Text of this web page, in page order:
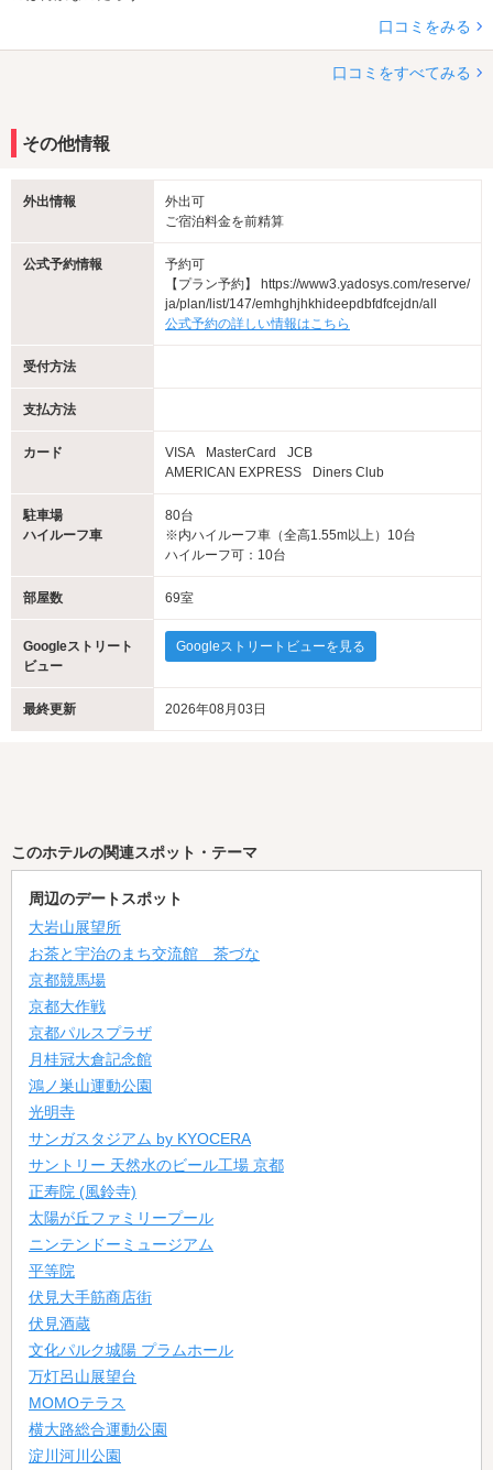
口コミをみる
口コミをすべてみる
その他情報
外出情報
外出可
ご宿泊料金を前精算
公式予約情報
予約可
【プラン予約】 https://www3.yadosys.com/reserve/
ja/plan/list/147/emhghjhkhideepdbfdfcejdn/all
公式予約の詳しい情報はこちら
受付方法
支払方法
カード VISA MasterCard
JCB
AMERICAN EXPRESS
Diners Club
駐車場
ハイルーフ車
80台
※内ハイルーフ車（全高1.55m以上）10台
ハイルーフ可：10台
部屋数 69室
Googleストリート
ビュー
Googleストリートビューを見る
最終更新 2026年08月03日
このホテルの関連スポット・テーマ
周辺のデートスポット
大岩山展望所
お茶と宇治のまち交流館 茶づな
京都競馬場
京都大作戦
京都パルスプラザ
月桂冠大倉記念館
鴻ノ巣山運動公園
光明寺
サンガスタジアム by KYOCERA
サントリー 天然水のビール工場 京都
正寿院 (風鈴寺)
太陽が丘ファミリープール
ニンテンドーミュージアム
平等院
伏見大手筋商店街
伏見酒蔵
文化パルク城陽 プラムホール
万灯呂山展望台
MOMOテラス
横大路総合運動公園
淀川河川公園